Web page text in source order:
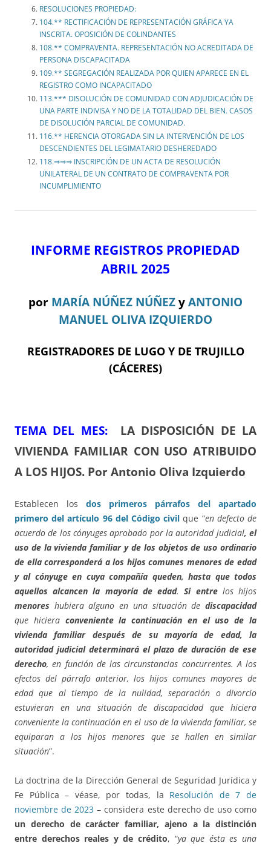
RESOLUCIONES PROPIEDAD:
104.** RECTIFICACIÓN DE REPRESENTACIÓN GRÁFICA YA
INSCRITA. OPOSICIÓN DE COLINDANTES
108.** COMPRAVENTA. REPRESENTACIÓN NO ACREDITADA DE
PERSONA DISCAPACITADA
109.** SEGREGACIÓN REALIZADA POR QUIEN APARECE EN EL
REGISTRO COMO INCAPACITADO
113.*** DISOLUCIÓN DE COMUNIDAD CON ADJUDICACIÓN DE
UNA PARTE INDIVISA Y NO DE LA TOTALIDAD DEL BIEN. CASOS
DE DISOLUCIÓN PARCIAL DE COMUNIDAD.
116.** HERENCIA OTORGADA SIN LA INTERVENCIÓN DE LOS
DESCENDIENTES DEL LEGIMATARIO DESHEREDADO
118.⇒⇒⇒ INSCRIPCIÓN DE UN ACTA DE RESOLUCIÓN
UNILATERAL DE UN CONTRATO DE COMPRAVENTA POR
INCUMPLIMIENTO
INFORME REGISTROS PROPIEDAD
ABRIL 2025
por MARÍA NÚÑEZ NÚÑEZ y ANTONIO
MANUEL OLIVA IZQUIERDO
REGISTRADORES DE LUGO Y DE TRUJILLO
(CÁCERES)
TEMA DEL MES:
LA DISPOSICIÓN DE LA
VIVIENDA FAMILIAR CON USO ATRIBUIDO
A LOS HIJOS. Por Antonio Oliva Izquierdo
Establecen los dos primeros párrafos del apartado
primero del artículo 96 del Código civil que “en defecto de
acuerdo de los cónyuges aprobado por la autoridad judicial, el
uso de la vivienda familiar y de los objetos de uso ordinario
de ella corresponderá a los hijos comunes menores de edad
y al cónyuge en cuya compañía queden, hasta que todos
aquellos alcancen la mayoría de edad.Si entrelos hijos
menores hubiera alguno en una situación dediscapacidad
que hiciera conveniente la continuación en el uso de la
vivienda familiar después de su mayoría de edad, la
autoridad judicial determinará el plazo de duración de ese
derecho, en función de las circunstancias concurrentes. A los
efectos del párrafo anterior, los hijos comunes mayores de
edad que al tiempo de la nulidad, separación o divorcio
estuvieran en una situación de discapacidad que hiciera
conveniente la continuación en el uso de la vivienda familiar, se
equiparan a los hijos menores que se hallen en similar
situación”.
La doctrina de la Dirección General de Seguridad Jurídica y
Fe Pública – véase, por todas, la Resolución de 7 de
noviembre de 2023 – considera este derecho de uso como
un derecho de carácter familiar, ajeno a la distinción
entre derechos reales y de crédito, “ya que ésta es una